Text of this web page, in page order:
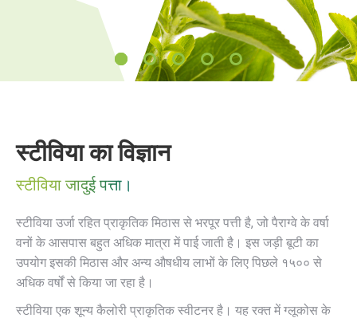
स्टीविया का विज्ञान
स्टीविया जादुई पत्ता।
स्टीविया उर्जा रहित प्राकृतिक मिठास से भरपूर पत्ती है, जो पैराग्वे के वर्षा
वनों के आसपास बहुत अधिक मात्रा में पाई जाती है। इस जड़ी बूटी का
उपयोग इसकी मिठास और अन्य औषधीय लाभों के लिए पिछले १५०० से
अधिक वर्षों से किया जा रहा है।
स्टीविया एक शून्य कैलोरी प्राकृतिक स्वीटनर है। यह रक्त में ग्लूकोस के